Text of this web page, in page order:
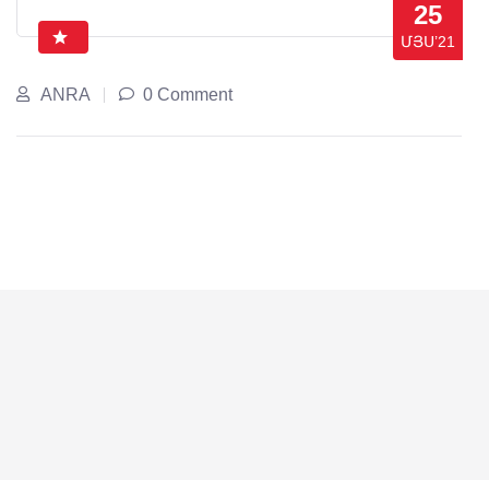
25
ՄՅՍ’21
ANRA 0 Comment